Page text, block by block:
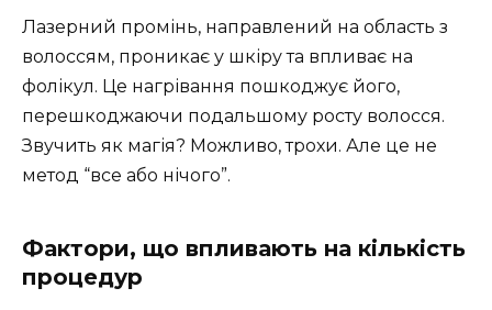
Лазерний промінь, направлений на область з
волоссям, проникає у шкіру та впливає на
фолікул. Це нагрівання пошкоджує його,
перешкоджаючи подальшому росту волосся.
Звучить як магія? Можливо, трохи. Але це не
метод “все або нічого”.
Фактори, що впливають на кількість
процедур